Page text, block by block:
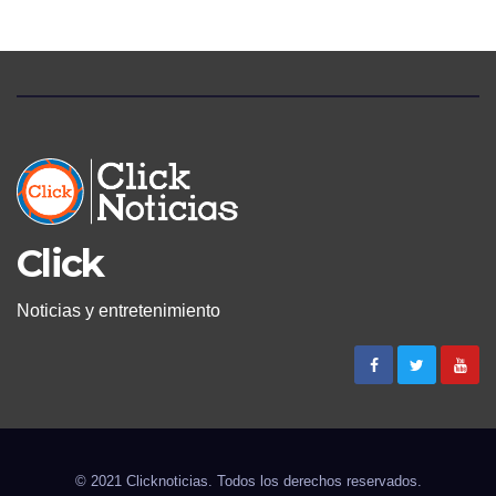
Click
Noticias y entretenimiento
© 2021 Clicknoticias. Todos los derechos reservados.